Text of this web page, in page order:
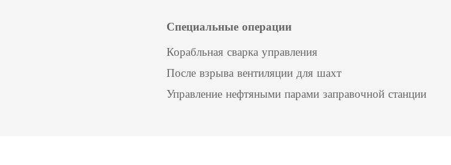
Специальные операции
Корабльная сварка управления
После взрыва вентиляции для шахт
Управление нефтяными парами заправочной станции